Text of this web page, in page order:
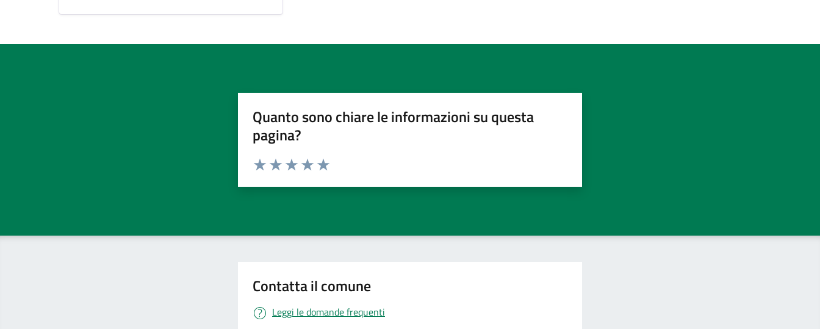
Quanto sono chiare le informazioni su questa
pagina?
Valuta da 1 a 5 stelle la pagina
Contatta il comune
Leggi le domande frequenti